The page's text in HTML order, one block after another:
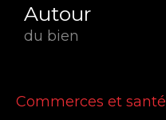
Autour
du bien
Commerces et santé